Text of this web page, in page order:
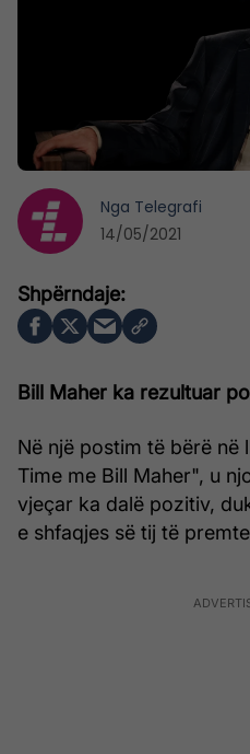
Bill Maher ka rezultuar
Në një postim të bërë në
Time me Bill Maher", u
vjeçar ka dalë pozitiv,
e shfaqjes së tij të
Nga Telegrafi
14/05/2021